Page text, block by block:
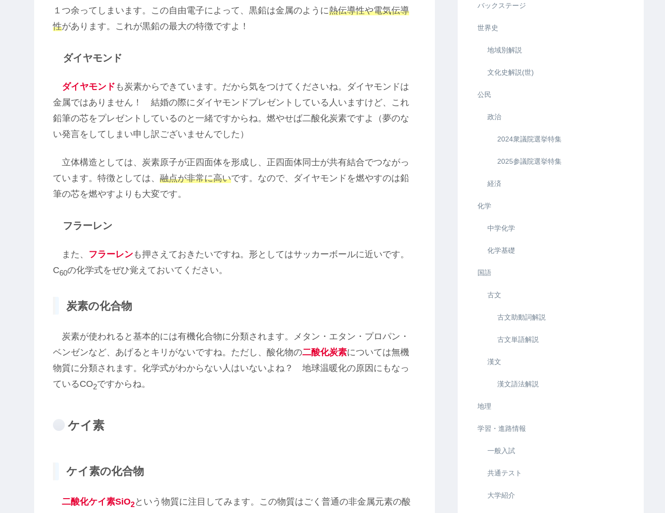
１つ余ってしまいます。この自由電子によって、黒鉛は金属のように熱伝導性や電気伝導
性があります。これが黒鉛の最大の特徴ですよ！
ダイヤモンド
ダイヤモンド も炭素からできています。だから気をつけてくださいね。ダイヤモンドは
金属ではありません！ 結婚の際にダイヤモンドプレゼントしている人いますけど、これ
鉛筆の芯をプレゼントしているのと一緒ですからね。燃やせば二酸化炭素ですよ（夢のな
い発言をしてしまい申し訳ございませんでした）
立体構造としては、炭素原子が正四面体を形成し、正四面体同士が共有結合でつながっ
ています。特徴としては、 融点が非常に高いです。なので、ダイヤモンドを燃やすのは鉛
筆の芯を燃やすよりも大変です。
フラーレン
また、 フラーレンも押さえておきたいですね。形としてはサッカーボールに近いです。
C60の化学式をぜひ覚えておいてください。
炭素の化合物
炭素が使われると基本的には有機化合物に分類されます。メタン・エタン・プロパン・
ベンゼンなど、あげるとキリがないですね。ただし、酸化物の二酸化炭素については無機
物質に分類されます。化学式がわからない人はいないよね？ 地球温暖化の原因にもなっ
ているCO2ですからね。
ケイ素
ケイ素の化合物
二酸化ケイ素SiO2という物質に注目してみます。この物質はごく普通の非金属元素の酸
バックステージ
世界史
地域別解説
文化史解説(世)
公民
政治
2024衆議院選挙特集
2025参議院選挙特集
経済
化学
中学化学
化学基礎
国語
古文
古文助動詞解説
古文単語解説
漢文
漢文語法解説
地理
学習・進路情報
一般入試
共通テスト
大学紹介